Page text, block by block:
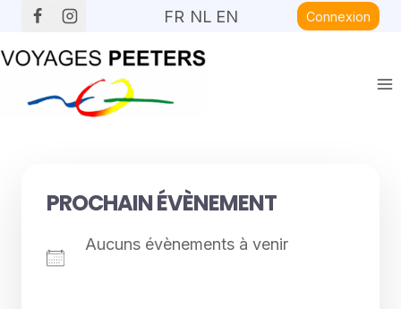
contenu
FR NL EN Connexion
PROCHAIN ÉVÈNEMENT
Aucuns évènements à venir